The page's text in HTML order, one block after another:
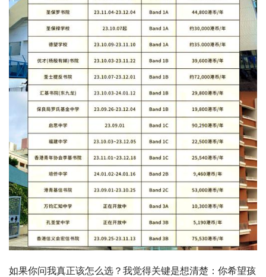
如果你问我真正该怎么选？我觉得关键是想清楚：你希望孩